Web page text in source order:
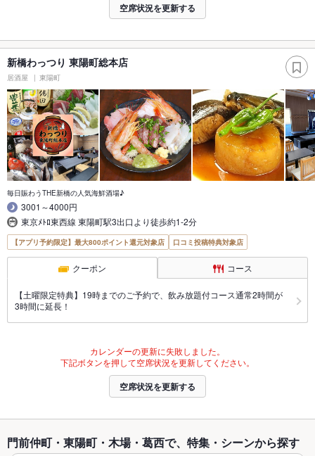
空席状況を更新する
新橋わっつり 東陽町総本店
居酒屋 東陽町
毎日賑わうTHE新橋の人気海鮮酒場♪
3001～4000円
東京ﾒﾄﾛ東西線 東陽町駅3出口より徒歩約1-2分
【アプリ予約限定】最大800ポイント還元対象店 口コミ投稿特典対象店
クーポン コース
【土曜限定特典】19時までのご予約で、飲み放題付コース通常2時間が
3時間に延長！
カレンダーの更新に失敗しました。
下記ボタンを押して空席状況を更新してください。
空席状況を更新する
門前仲町・東陽町・木場・葛西で、特集・シーンから探す